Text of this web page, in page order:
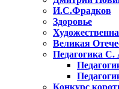
И.С.Фрадков
Здоровье
Великая
Педагогика С.